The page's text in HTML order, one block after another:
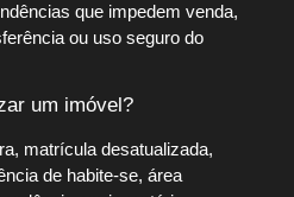
que impedem venda,
ou uso seguro do
um imóvel?
matrícula desatualizada,
de habite-se, área